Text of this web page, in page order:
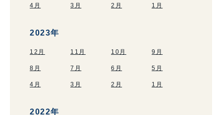
4月 3月 2月 1月
2023年
12月 11月 10月 9月
8月 7月 6月 5月
4月 3月 2月 1月
2022年